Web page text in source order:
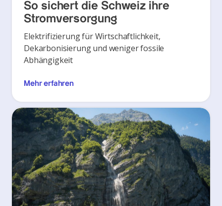
So sichert die Schweiz ihre
Stromversorgung
Elektrifizierung für Wirtschaftlichkeit,
Dekarbonisierung und weniger fossile
Abhängigkeit
Mehr erfahren